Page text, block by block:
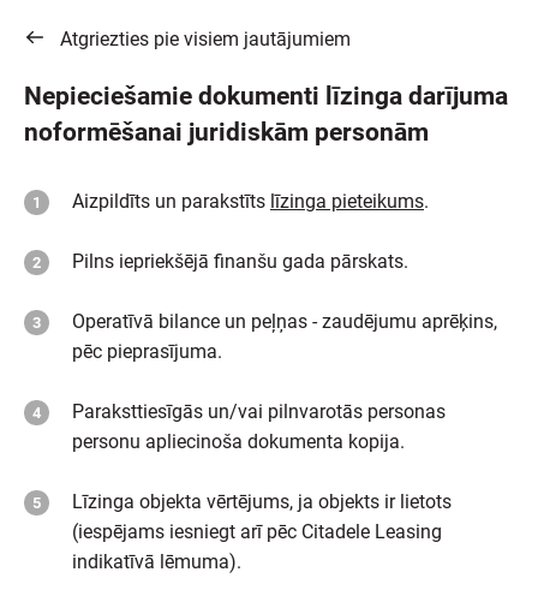
Atgriezties pie visiem jautājumiem
Nepieciešamie dokumenti līzinga darījuma
noformēšanai juridiskām personām
Aizpildīts un parakstīts līzinga pieteikums.
Pilns iepriekšējā finanšu gada pārskats.
Operatīvā bilance un peļņas - zaudējumu aprēķins,
pēc pieprasījuma.
Paraksttiesīgās un/vai pilnvarotās personas
personu apliecinoša dokumenta kopija.
Līzinga objekta vērtējums, ja objekts ir lietots
(iespējams iesniegt arī pēc Citadele Leasing
indikatīvā lēmuma).